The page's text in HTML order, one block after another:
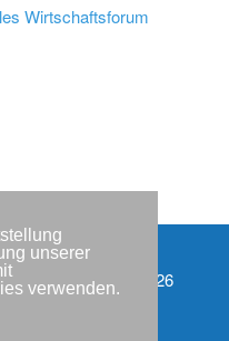
unserer
verwenden.
Wirtschaftsforum
Copyright © IWR 2026